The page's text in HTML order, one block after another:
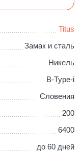
Titus
Замак и сталь
Никель
B-Type-i
Словения
200
6400
до 60 дней